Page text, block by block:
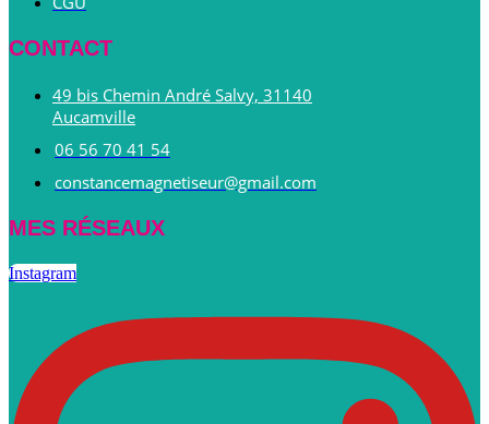
CONTACT
49 bis Chemin André Salvy, 31140
Aucamville
06 56 70 41 54
constancemagnetiseur@gmail.com
MES RÉSEAUX
Instagram